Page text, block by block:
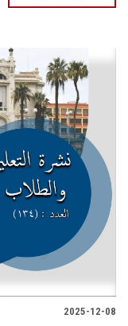
2025-12-08